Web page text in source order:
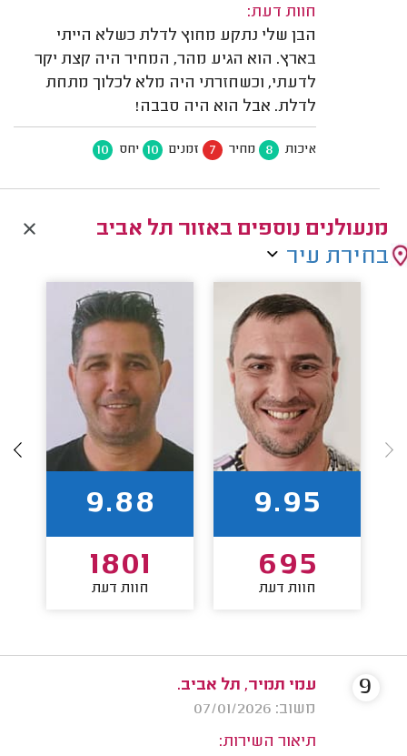
חוות דעת:
הבן שלי נתקע מחוץ לדלת כשלא הייתי
בארץ. הוא הגיע מהר, המחיר היה קצת יקר
לדעתי, וכשחזרתי היה מלא לכלוך מתחת
לדלת. אבל הוא היה סבבה!
איכות 8 מחיר 7 זמנים 10 יחס 10
מנעולנים נוספים באזור תל אביב
בחירת עיר
9.95
695
חוות דעת
9.88
1801
חוות דעת
עמי תמיר, תל אביב.
משוב: 07/01/2026
תיאור השירות:
9